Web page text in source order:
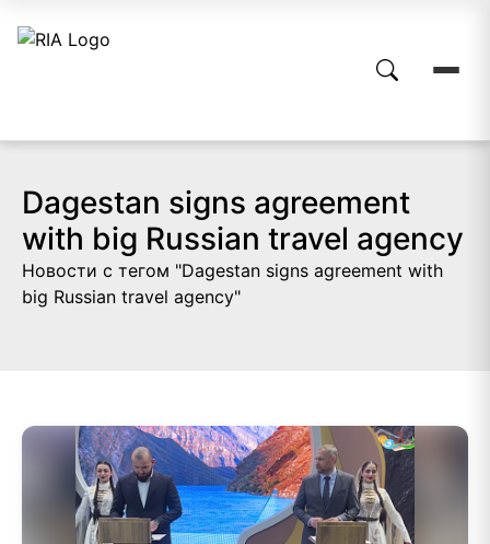
Dagestan signs agreement
with big Russian travel agency
Новости с тегом "Dagestan signs agreement with
big Russian travel agency"